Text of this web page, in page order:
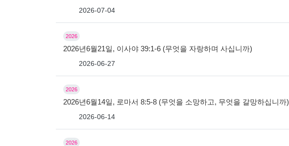
2026-07-04
2026
2026년6월21일, 이사야 39:1-6 (무엇을 자랑하며 사십니까)
2026-06-27
2026
2026년6월14일, 로마서 8:5-8 (무엇을 소망하고, 무엇을 갈망하십니까)
2026-06-14
2026